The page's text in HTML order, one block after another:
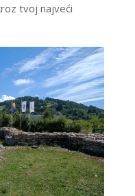
tvoj najveći